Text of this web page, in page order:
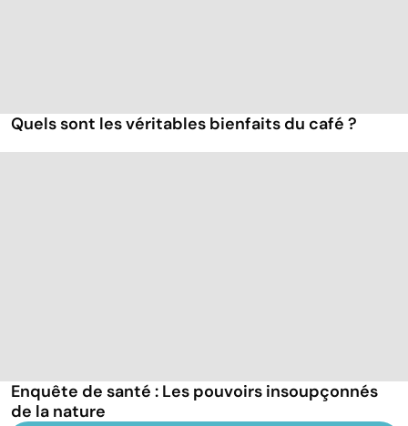
Quels sont les véritables bienfaits du café ?
Enquête de santé : Les pouvoirs insoupçonnés
de la nature